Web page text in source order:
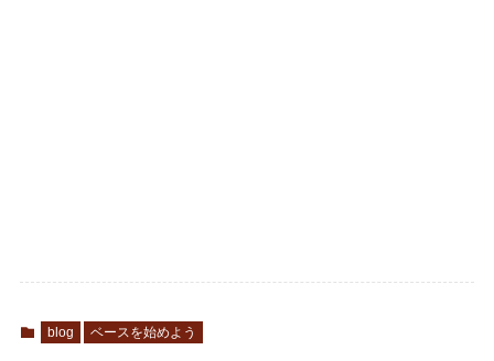
blog ベースを始めよう